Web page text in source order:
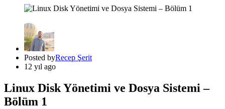
Posted byRecep Şerit
12 yıl ago
Linux Disk Yönetimi ve Dosya Sistemi –
Bölüm 1